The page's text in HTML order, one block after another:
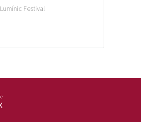
Lumínic Festival